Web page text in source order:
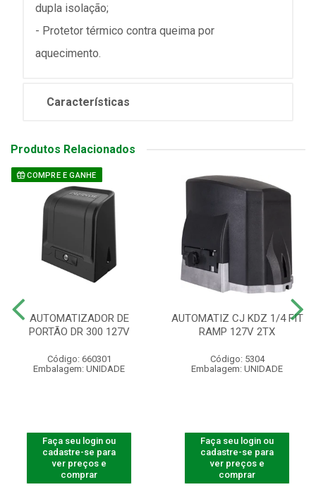
dupla isolação;
- Protetor térmico contra queima por
aquecimento.
Características
Produtos Relacionados
COMPRE E GANHE
AUTOMATIZADOR DE
PORTÃO DR 300 127V
Código: 660301
Embalagem: UNIDADE
Faça seu login ou
cadastre-se para
ver preços e
comprar
AUTOMATIZ CJ KDZ 1/4 FIT
RAMP 127V 2TX
Código: 5304
Embalagem: UNIDADE
Faça seu login ou
cadastre-se para
ver preços e
comprar